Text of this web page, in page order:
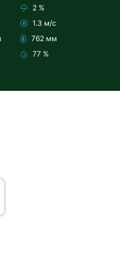
2 %
1.3 м/с
762 мм
77 %